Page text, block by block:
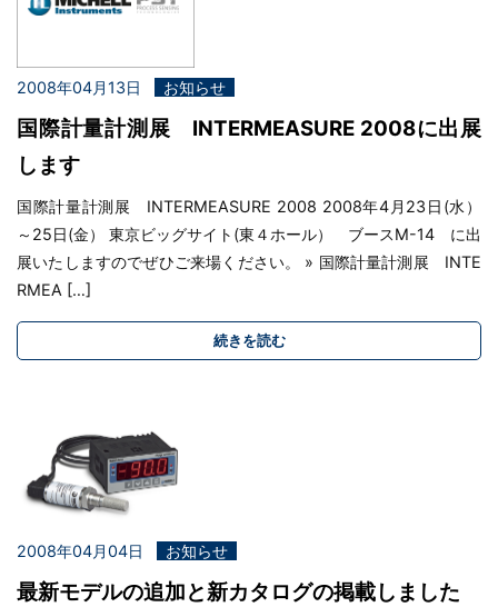
2008年04月13日 お知らせ
国際計量計測展 INTERMEASURE 2008に出展
します
国際計量計測展 INTERMEASURE 2008 2008年4月23日(水）
～25日(金） 東京ビッグサイト(東４ホール） ブースM-14 に出
展いたしますのでぜひご来場ください。 » 国際計量計測展 INTE
RMEA […]
続きを読む
2008年04月04日 お知らせ
最新モデルの追加と新カタログの掲載しました